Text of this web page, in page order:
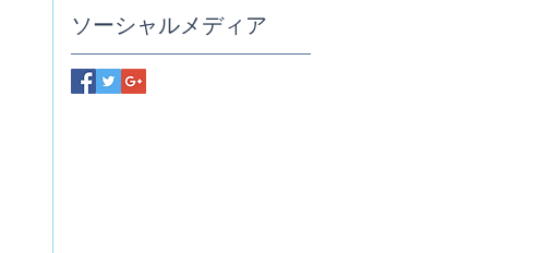
ソーシャルメディア